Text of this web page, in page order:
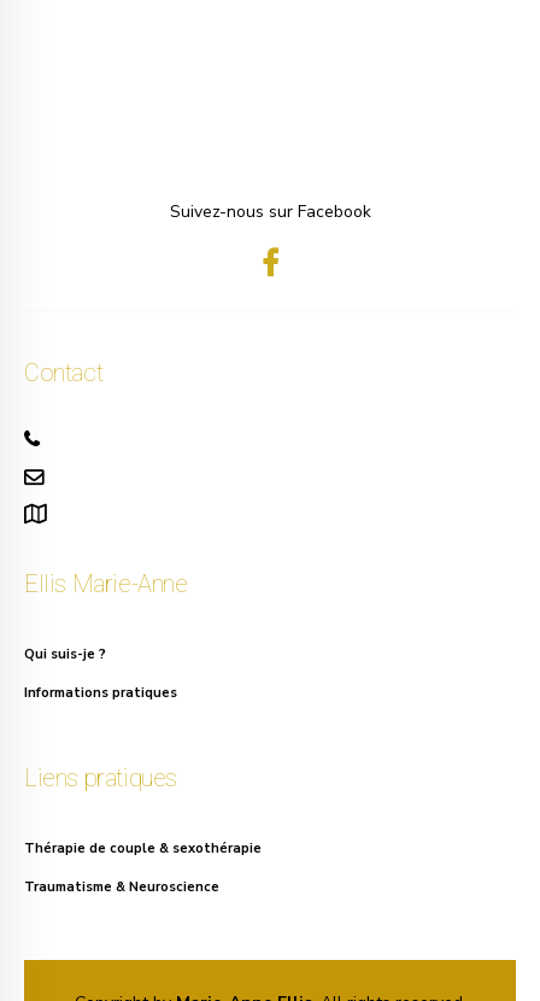
Suivez-nous sur Facebook
Contact
Ellis Marie-Anne
Qui suis-je ?
Informations pratiques
Liens pratiques
Thérapie de couple & sexothérapie
Traumatisme & Neuroscience